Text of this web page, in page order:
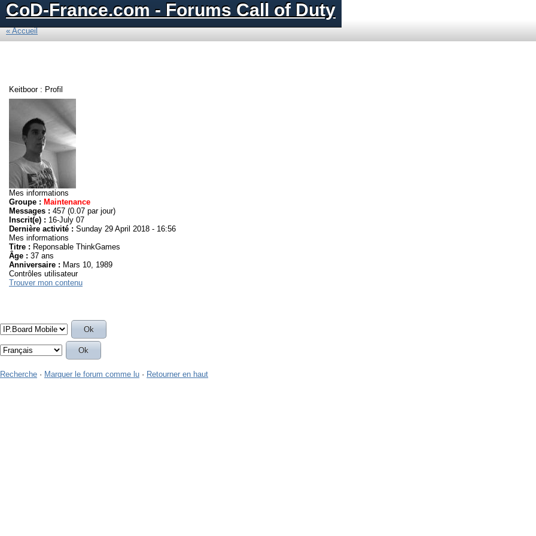
CoD-France.com - Forums Call of Duty
« Accueil
Keitboor : Profil
Mes informations
Groupe : Maintenance
Messages : 457 (0.07 par jour)
Inscrit(e) : 16-July 07
Dernière activité : Sunday 29 April 2018 - 16:56
Mes informations
Titre : Reponsable ThinkGames
Âge : 37 ans
Anniversaire : Mars 10, 1989
Contrôles utilisateur
Trouver mon contenu
Recherche · Marquer le forum comme lu · Retourner en haut